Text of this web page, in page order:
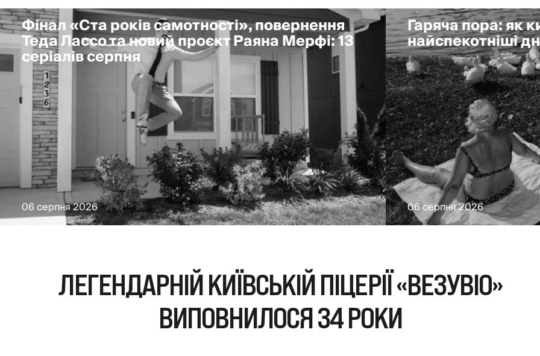
Фінал «Ста років самотності», повернення
Теда Лассо та новий проєкт Раяна Мерфі: 13
серіалів серпня
06 серпня 2026
Гаряча пора: як
найспекотніші
06 серпня 2026
ЛЕГЕНДАРНІЙ КИЇВСЬКІЙ ПІЦЕРІЇ «ВЕЗУВІО»
ВИПОВНИЛОСЯ 34 РОКИ